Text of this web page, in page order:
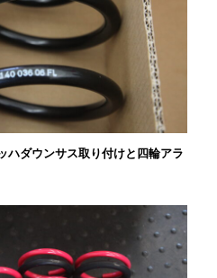
ハダウンサス取り付けと四輪アラ